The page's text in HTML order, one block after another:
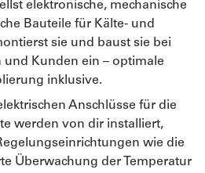
elektronische, mechanische
Bauteile für Kälte- und
sie und baust sie bei
Kunden ein – optimale
inklusive.
Anschlüsse für die
werden von dir installiert,
wie die
Überwachung der Temperatur